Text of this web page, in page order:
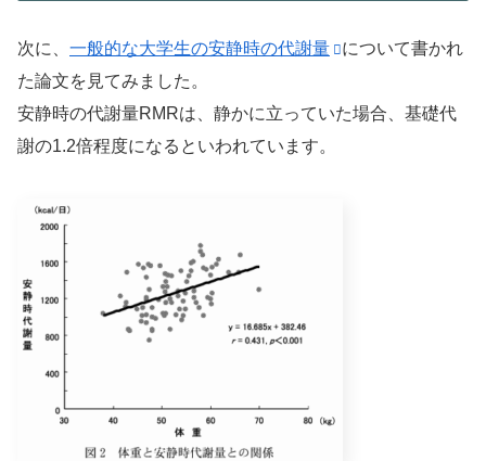
次に、 一般的な大学生の安静時の代謝量
について書かれ
た論文を見てみました。
安静時の代謝量RMRは、静かに立っていた場合、基礎代
謝の1.2倍程度になるといわれています。